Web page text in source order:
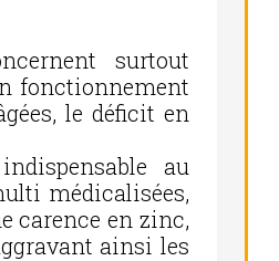
surtout
fonctionnement
le déficit en
au
médicalisées,
carence en zinc,
ainsi les